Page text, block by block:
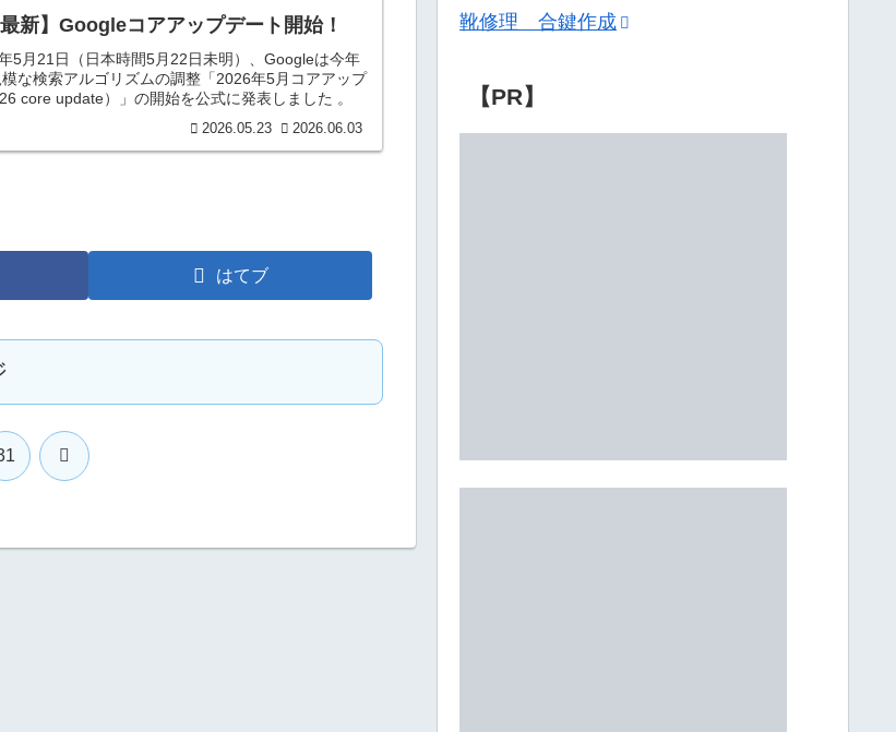
最新】Googleコアアップデート開始！
5月21日（日本時間5月22日未明）、Googleは今年
な検索アルゴリズムの調整「2026年5月コアアップ
core update）」の開始を公式に発表しました 。
2026.05.23 2026.06.03
はてブ
次
靴修理 合鍵作成
【PR】